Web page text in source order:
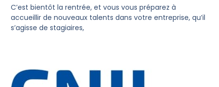
C’est bientôt la rentrée, et vous vous préparez à
accueillir de nouveaux talents dans votre entreprise, qu’il
s’agisse de stagiaires,